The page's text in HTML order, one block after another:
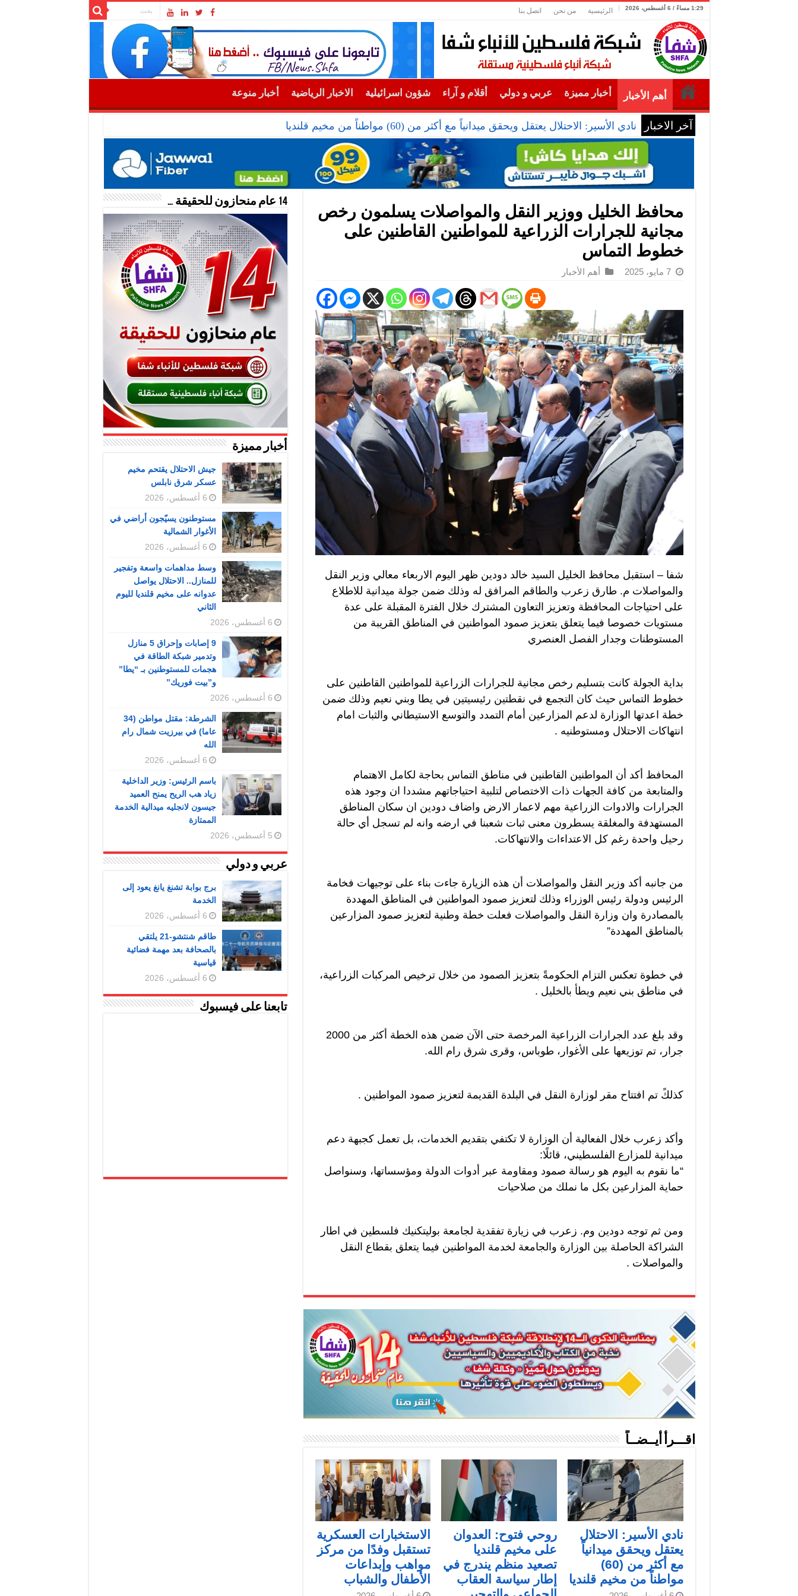
1:29 مساءً / 6 أغسطس، 2026 الرئيسية من نحن اتصل بنا
أهم الأخبار أخبار مميزة عربي و دولي أقلام و آراء شؤون اسرائيلية الاخبار الرياضية أخبار منوعة
آخر الاخبار نادي الأسير: الاحتلال يعتقل ويحقق ميدانياً مع أكثر من (60) مواطناً من مخيم قلنديا
محافظ الخليل ووزير النقل والمواصلات يسلمون رخص
مجانية للجرارات الزراعية للمواطنين القاطنين على
خطوط التماس
7 مايو، 2025 أهم الأخبار
شفا – استقبل محافظ الخليل السيد خالد دودين ظهر اليوم الاربعاء معالي وزير النقل
والمواصلات م. طارق زعرب والطاقم المرافق له وذلك ضمن جولة ميدانية للاطلاع
على احتياجات المحافظة وتعزيز التعاون المشترك خلال الفترة المقبلة على عدة
مستويات خصوصا فيما يتعلق بتعزيز صمود المواطنين في المناطق القريبة من
المستوطنات وجدار الفصل العنصري
بداية الجولة كانت بتسليم رخص مجانية للجرارات الزراعية للمواطنين القاطنين على
خطوط التماس حيث كان التجمع في نقطتين رئيسيتين في يطا وبني نعيم وذلك ضمن
خطة اعدتها الوزارة لدعم المزارعين أمام التمدد والتوسع الاستيطاني والثبات امام
انتهاكات الاحتلال ومستوطنيه .
المحافظ أكد أن المواطنين القاطنين في مناطق التماس بحاجة لكامل الاهتمام
والمتابعة من كافة الجهات ذات الاختصاص لتلبية احتياجاتهم مشددا ان وجود هذه
الجرارات والادوات الزراعية مهم لاعمار الارض واضاف دودين ان سكان المناطق
المستهدفة والمغلقة يسطرون معنى ثبات شعبنا في ارضه وانه لم تسجل أي حالة
رحيل واحدة رغم كل الاعتداءات والانتهاكات.
من جانبه أكد وزير النقل والمواصلات أن هذه الزيارة جاءت بناء على توجيهات فخامة
الرئيس ودولة رئيس الوزراء وذلك لتعزيز صمود المواطنين في المناطق المهددة
بالمصادرة وان وزارة النقل والمواصلات فعلت خطة وطنية لتعزيز صمود المزارعين
بالمناطق المهددة”
في خطوة تعكس التزام الحكومةً بتعزيز الصمود من خلال ترخيص المركبات الزراعية،
في مناطق بني نعيم ويطأ بالخليل .
وقد بلغ عدد الجرارات الزراعية المرخصة حتى الآن ضمن هذه الخطة أكثر من 2000
جرار، تم توزيعها على الأغوار، طوباس، وقرى شرق رام الله.
كذلكً تم افتتاح مقر لوزارة النقل في البلدة القديمة لتعزيز صمود المواطنين .
وأكد زعرب خلال الفعالية أن الوزارة لا تكتفي بتقديم الخدمات، بل تعمل كجبهة دعم
ميدانية للمزارع الفلسطيني، قائلًا:
“ما نقوم به اليوم هو رسالة صمود ومقاومة عبر أدوات الدولة ومؤسساتها، وسنواصل
حماية المزارعين بكل ما نملك من صلاحيات
ومن ثم توجه دودين وم. زعرب في زيارة تفقدية لجامعة بوليتكنيك فلسطين في اطار
الشراكة الحاصلة بين الوزارة والجامعة لخدمة المواطنين فيما يتعلق بقطاع النقل
والمواصلات .
اقـــرأ أيــضــاً
نادي الأسير: الاحتلال
يعتقل ويحقق ميدانياً
مع أكثر من (60)
مواطناً من مخيم قلنديا
روحي فتوح: العدوان
على مخيم قلنديا
تصعيد منظم يندرج في
إطار سياسة العقاب
الاستخبارات العسكرية
تستقبل وفدًا من مركز
مواهب وإبداعات
الأطفال والشباب
14 عام منحازون للحقيقة …
أخبار مميزة
جيش الاحتلال يقتحم مخيم
عسكر شرق نابلس
6 أغسطس، 2026
مستوطنون يسيّجون أراضي في
الأغوار الشمالية
6 أغسطس، 2026
وسط مداهمات واسعة وتفجير
للمنازل.. الاحتلال يواصل
عدوانه على مخيم قلنديا لليوم
الثاني
6 أغسطس، 2026
9 إصابات وإحراق 5 منازل
وتدمير شبكة الطاقة في
هجمات للمستوطنين بـ “يطا”
و”بيت فوريك”
6 أغسطس، 2026
الشرطة: مقتل مواطن (34
عاما) في بيرزيت شمال رام
الله
6 أغسطس، 2026
باسم الرئيس: وزير الداخلية
زياد هب الريح يمنح العميد
جيسون لانجليه ميدالية الخدمة
الممتازة
5 أغسطس، 2026
عربي و دولي
برج بوابة تشنغ يانغ يعود إلى
الخدمة
6 أغسطس، 2026
طاقم شنتشو-21 يلتقي
بالصحافة بعد مهمة فضائية
قياسية
6 أغسطس، 2026
تابعنا على فيسبوك